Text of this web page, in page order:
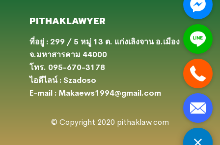
PITHAKLAWYER
ที่อยู่ : 299 / 5 หมู่ 13 ต. แก่งเลิงจาน อ.เมือง
จ.มหาสารคาม 44000
โทร. 095-670-3178
ไอดีไลน์ :Szadoso
E-mail : Makaews1994@gmail.com
© Copyright 2020 pithaklaw.com